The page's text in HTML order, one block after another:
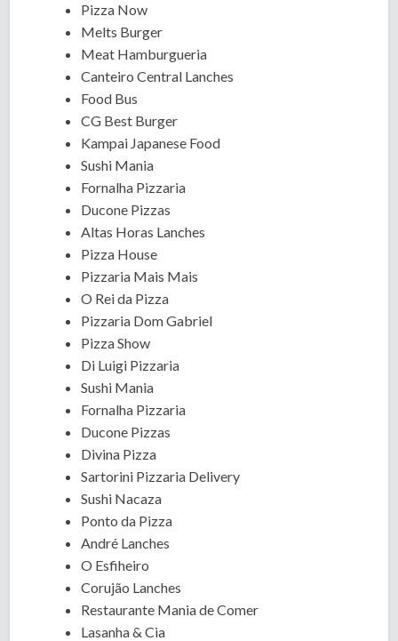
Pizza Now
Melts Burger
Meat Hamburgueria
Canteiro Central Lanches
Food Bus
CG Best Burger
Kampai Japanese Food
Sushi Mania
Fornalha Pizzaria
Ducone Pizzas
Altas Horas Lanches
Pizza House
Pizzaria Mais Mais
O Rei da Pizza
Pizzaria Dom Gabriel
Pizza Show
Di Luigi Pizzaria
Sushi Mania
Fornalha Pizzaria
Ducone Pizzas
Divina Pizza
Sartorini Pizzaria Delivery
Sushi Nacaza
Ponto da Pizza
André Lanches
O Esfiheiro
Corujão Lanches
Restaurante Mania de Comer
Lasanha & Cia